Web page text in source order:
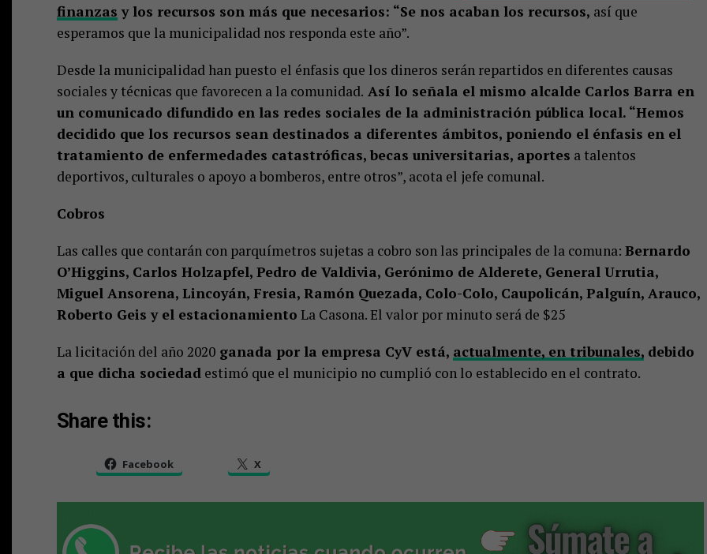
finanzas y los recursos son más que necesarios: “Se nos acaban los recursos, así que
esperamos que la municipalidad nos responda este año”.
Desde la municipalidad han puesto el énfasis que los dineros serán repartidos en diferentes causas
sociales y técnicas que favorecen a la comunidad. Así lo señala el mismo alcalde Carlos Barra en
un comunicado difundido en las redes sociales de la administración pública local. “Hemos
decidido que los recursos sean destinados a diferentes ámbitos, poniendo el énfasis en el
tratamiento de enfermedades catastróficas, becas universitarias, aportes a talentos
deportivos, culturales o apoyo a bomberos, entre otros”, acota el jefe comunal.
Cobros
Las calles que contarán con parquímetros sujetas a cobro son las principales de la comuna: Bernardo
O’Higgins, Carlos Holzapfel, Pedro de Valdivia, Gerónimo de Alderete, General Urrutia,
Miguel Ansorena, Lincoyán, Fresia, Ramón Quezada, Colo-Colo, Caupolicán, Palguín, Arauco,
Roberto Geis y el estacionamiento La Casona. El valor por minuto será de $25
La licitación del año 2020 ganada por la empresa CyV está, actualmente, en tribunales, debido
a que dicha sociedad estimó que el municipio no cumplió con lo establecido en el contrato.
Share this:
Facebook X